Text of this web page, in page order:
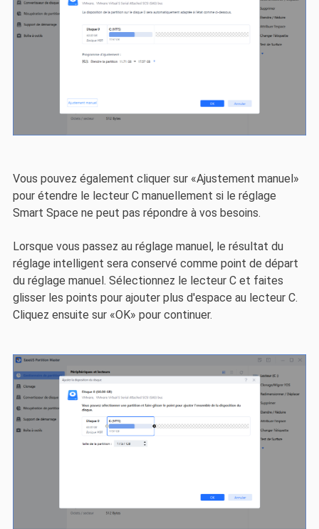
Vous pouvez également cliquer sur «Ajustement manuel»
pour étendre le lecteur C manuellement si le réglage
Smart Space ne peut pas répondre à vos besoins.
Lorsque vous passez au réglage manuel, le résultat du
réglage intelligent sera conservé comme point de départ
du réglage manuel. Sélectionnez le lecteur C et faites
glisser les points pour ajouter plus d'espace au lecteur C.
Cliquez ensuite sur «OK» pour continuer.